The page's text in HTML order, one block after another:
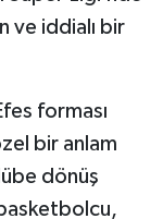
ve iddialı bir
forması
bir anlam
dönüş